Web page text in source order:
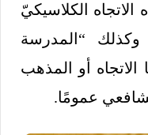
الاتجاه الكلاسيكيّ
وكذلك “المدرسة
الاتجاه أو المذهب
عمومًا.